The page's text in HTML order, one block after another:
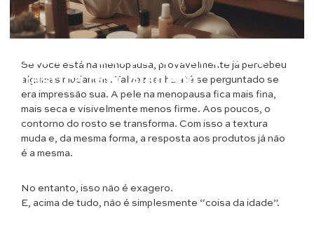
Pele na Menopausa: A Queda
Drástica do Colágeno
Se você está na menopausa, provavelmente já percebeu
algumas mudanças. Talvez tenha até se perguntado se
era impressão sua. A pele na menopausa fica mais fina,
mais seca e visivelmente menos firme. Aos poucos, o
contorno do rosto se transforma. Com isso a textura
muda e, da mesma forma, a resposta aos produtos já não
é a mesma.
No entanto, isso não é exagero.
E, acima de tudo, não é simplesmente “coisa da idade”.